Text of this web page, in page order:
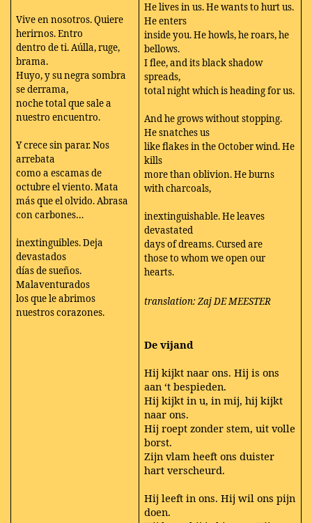
Vive en nosotros. Quiere
herirnos. Entro
dentro de ti. Aúlla, ruge,
brama.
Huyo, y su negra sombra
se derrama,
noche total que sale a
nuestro encuentro.
Y crece sin parar. Nos
arrebata
como a escamas de
octubre el viento. Mata
más que el olvido. Abrasa
con carbones…
inextinguibles. Deja
devastados
días de sueños.
Malaventurados
los que le abrimos
nuestros corazones.
He lives in us. He wants to hurt us.
He enters
inside you. He howls, he roars, he
bellows.
I flee, and its black shadow
spreads,
total night which is heading for us.
And he grows without stopping.
He snatches us
like flakes in the October wind. He
kills
more than oblivion. He burns
with charcoals,
inextinguishable. He leaves
devastated
days of dreams. Cursed are
those to whom we open our
hearts.
translation: Zaj DE MEESTER
De vijand
Hij kijkt naar ons. Hij is ons
aan ‘t bespieden.
Hij kijkt in u, in mij, hij kijkt
naar ons.
Hij roept zonder stem, uit volle
borst.
Zijn vlam heeft ons duister
hart verscheurd.
Hij leeft in ons. Hij wil ons pijn
doen.